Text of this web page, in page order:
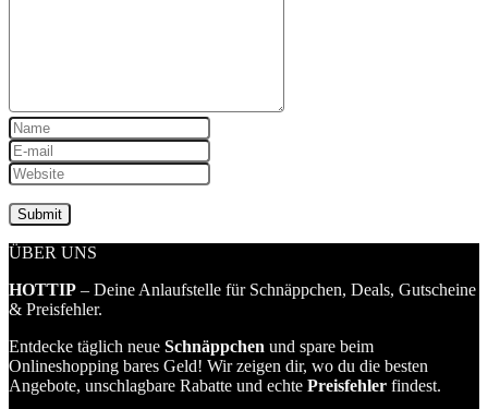
ÜBER UNS
HOTTIP – Deine Anlaufstelle für Schnäppchen, Deals, Gutscheine
& Preisfehler.
Entdecke täglich neue Schnäppchen und spare beim
Onlineshopping bares Geld! Wir zeigen dir, wo du die besten
Angebote, unschlagbare Rabatte und echte Preisfehler findest.